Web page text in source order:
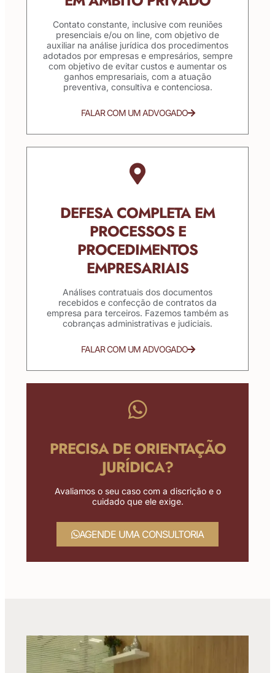
Contato constante, inclusive com reuniões
presenciais e/ou on line, com objetivo de
auxiliar na análise jurídica dos procedimentos
adotados por empresas e empresários, sempre
com objetivo de evitar custos e aumentar os
ganhos empresariais, com a atuação
preventiva, consultiva e contenciosa.
FALAR COM UM ADVOGADO
DEFESA COMPLETA EM
PROCESSOS E
PROCEDIMENTOS
EMPRESARIAIS
Análises contratuais dos documentos
recebidos e confecção de contratos da
empresa para terceiros. Fazemos também as
cobranças administrativas e judiciais.
FALAR COM UM ADVOGADO
PRECISA DE ORIENTAÇÃO
JURÍDICA?
Avaliamos o seu caso com a discrição e o
cuidado que ele exige.
AGENDE UMA CONSULTORIA